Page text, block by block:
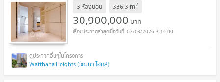
3 ห้องนอน 336.3 m2
30,900,000 บาท
07/08/2026 3:16:00
Watthana Heights (วัฒนา ไฮทส์)